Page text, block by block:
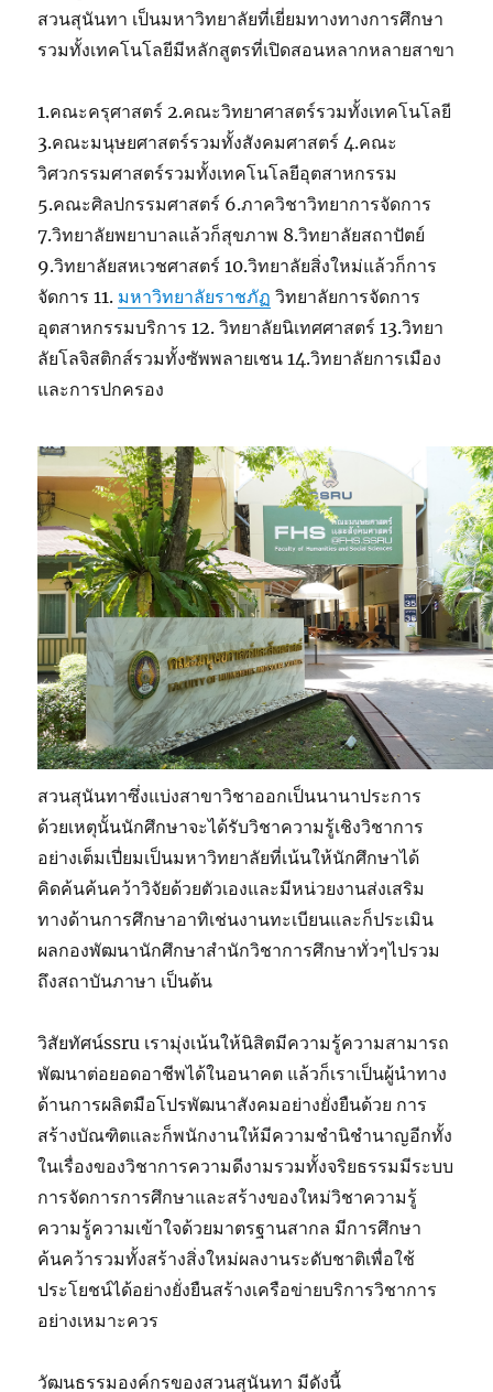
สวนสุนันทา เป็นมหาวิทยาลัยที่เยี่ยมทางทางการศึกษา
รวมทั้งเทคโนโลยีมีหลักสูตรที่เปิดสอนหลากหลายสาขา
1.คณะครุศาสตร์ 2.คณะวิทยาศาสตร์รวมทั้งเทคโนโลยี
3.คณะมนุษยศาสตร์รวมทั้งสังคมศาสตร์ 4.คณะ
วิศวกรรมศาสตร์รวมทั้งเทคโนโลยีอุตสาหกรรม
5.คณะศิลปกรรมศาสตร์ 6.ภาควิชาวิทยาการจัดการ
7.วิทยาลัยพยาบาลแล้วก็สุขภาพ 8.วิทยาลัยสถาปัตย์
9.วิทยาลัยสหเวชศาสตร์ 10.วิทยาลัยสิ่งใหม่แล้วก็การ
จัดการ 11. มหาวิทยาลัยราชภัฏ วิทยาลัยการจัดการ
อุตสาหกรรมบริการ 12. วิทยาลัยนิเทศศาสตร์ 13.วิทยา
ลัยโลจิสติกส์รวมทั้งซัพพลายเชน 14.วิทยาลัยการเมือง
และการปกครอง
สวนสุนันทาซึ่งแบ่งสาขาวิชาออกเป็นนานาประการ
ด้วยเหตุนั้นนักศึกษาจะได้รับวิชาความรู้เชิงวิชาการ
อย่างเต็มเปี่ยมเป็นมหาวิทยาลัยที่เน้นให้นักศึกษาได้
คิดค้นค้นคว้าวิจัยด้วยตัวเองและมีหน่วยงานส่งเสริม
ทางด้านการศึกษาอาทิเช่นงานทะเบียนและก็ประเมิน
ผลกองพัฒนานักศึกษาสำนักวิชาการศึกษาทั่วๆไปรวม
ถึงสถาบันภาษา เป็นต้น
วิสัยทัศน์ssru เรามุ่งเน้นให้นิสิตมีความรู้ความสามารถ
พัฒนาต่อยอดอาชีพได้ในอนาคต แล้วก็เราเป็นผู้นำทาง
ด้านการผลิตมือโปรพัฒนาสังคมอย่างยั่งยืนด้วย การ
สร้างบัณฑิตและก็พนักงานให้มีความชำนิชำนาญอีกทั้ง
ในเรื่องของวิชาการความดีงามรวมทั้งจริยธรรมมีระบบ
การจัดการการศึกษาและสร้างของใหม่วิชาความรู้
ความรู้ความเข้าใจด้วยมาตรฐานสากล มีการศึกษา
ค้นคว้ารวมทั้งสร้างสิ่งใหม่ผลงานระดับชาติเพื่อใช้
ประโยชน์ได้อย่างยั่งยืนสร้างเครือข่ายบริการวิชาการ
อย่างเหมาะควร
วัฒนธรรมองค์กรของสวนสุนันทา มีดังนี้